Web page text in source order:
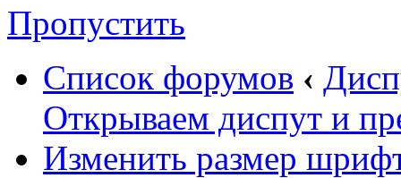
Пропустить
Список форумов ‹
Открываем диспут и
Изменить размер